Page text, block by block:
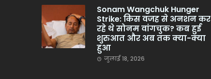
Sonam Wangchuk Hunger
Strike: किस वजह से अनशन कर
रहे थे सोनम वांगचुक? कब हुई
शुरुआत और अब तक क्या-क्या
हुआ
जुलाई 18, 2026